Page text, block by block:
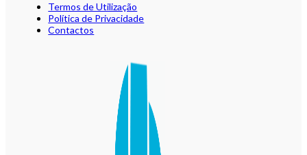
Termos de Utilização
Política de Privacidade
Contactos